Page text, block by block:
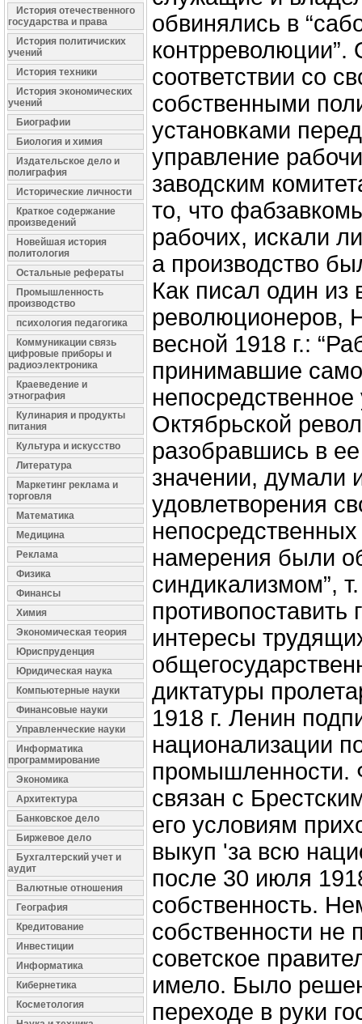
История отечественного
государства и права
История политичиских
учений
История техники
История экономических
учений
Биографии
Биология и химия
Издательское дело и
полиграфия
Исторические личности
Краткое содержание
произведений
Новейшая история
политология
Остальные рефераты
Промышленность
производство
психология педагогика
Коммуникации связь
цифровые приборы и
радиоэлектроника
Краеведение и
этнография
Кулинария и продукты
питания
Культура и искусство
Литература
Маркетинг реклама и
торговля
Математика
Медицина
Реклама
Физика
Финансы
Химия
Экономическая теория
Юриспруденция
Юридическая наука
Компьютерные науки
Финансовые науки
Управленческие науки
Информатика
программирование
Экономика
Архитектура
Банковское дело
Биржевое дело
Бухгалтерский учет и
аудит
Валютные отношения
География
Кредитование
Инвестиции
Информатика
Кибернетика
Косметология
обвинялись в
контрреволюции”.
соответствии со
собственными
установками
управление
заводским
то, что
рабочих, искали
а производство
Как писал один из
революционеров,
весной 1918 г.:
принимавшие
непосредственное
Октябрьской
разобравшись в
значении, думали
удовлетворения
намерения были
синдикализмом”,
противопоставить
интересы
диктатуры
1918 г. Ленин
национализации
промышленности.
связан с
его условиям
выкуп 'за всю
после 30 июля
собственность.
собственности не
советское
имело. Было
переходе в руки